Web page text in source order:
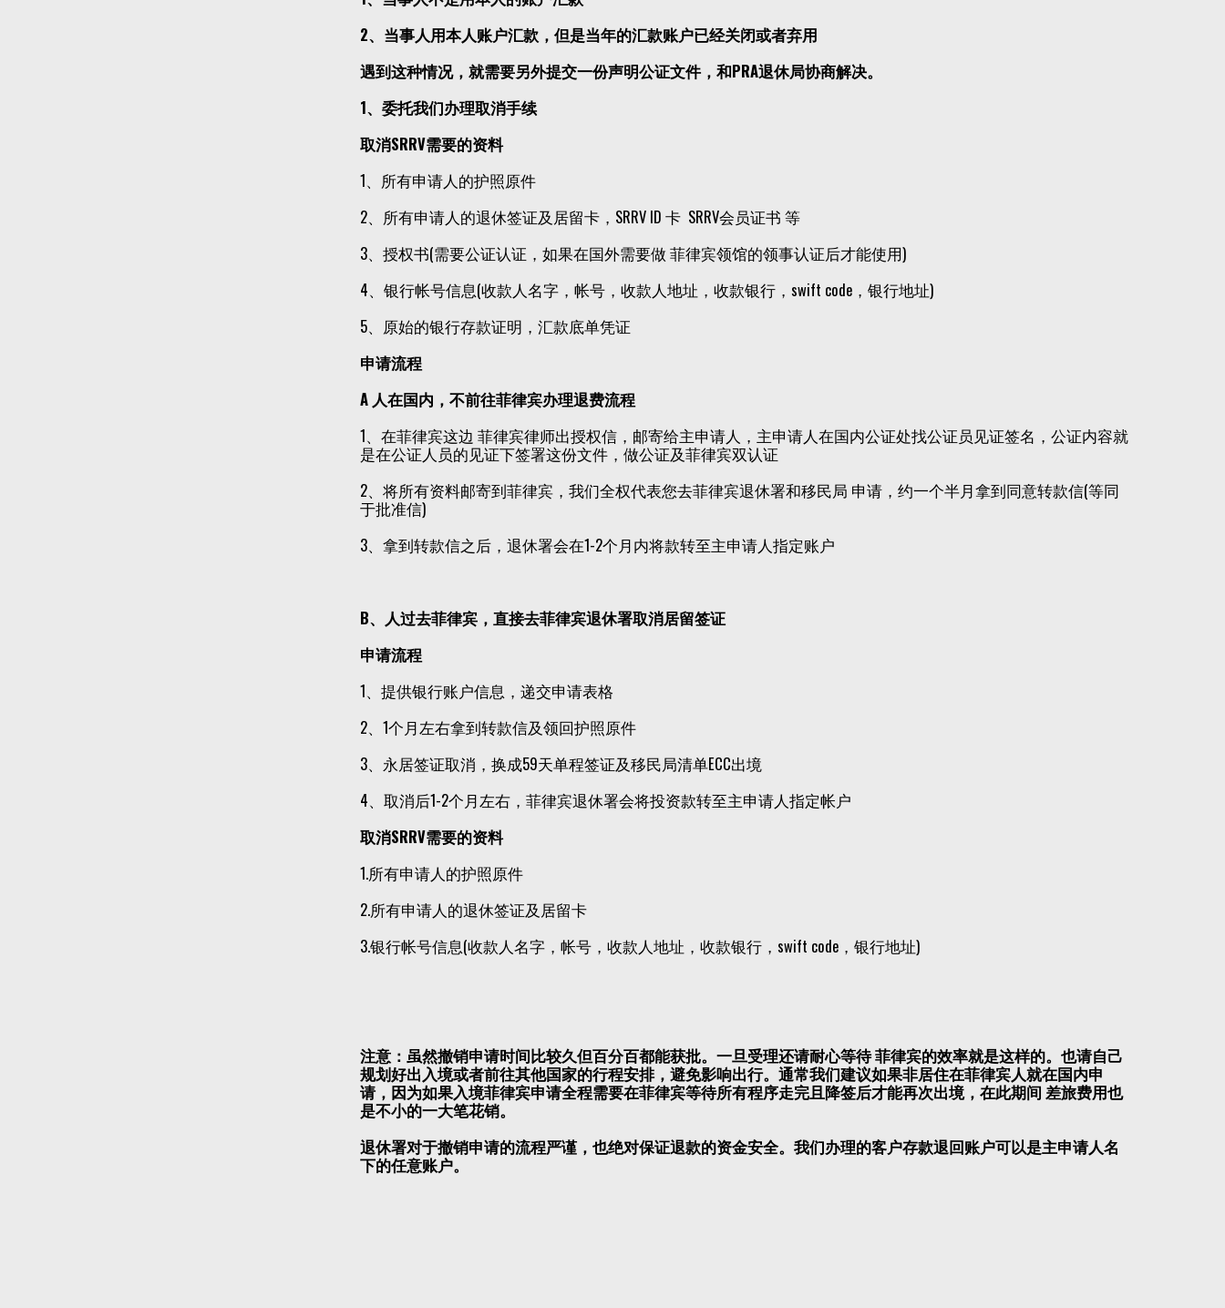
2、当事人用本人账户汇款，但是当年的汇款账户已经关闭或者弃用
遇到这种情况，就需要另外提交一份声明公证文件，和PRA退休局协商解决。
1、委托我们办理取消手续
取消SRRV需要的资料
1、所有申请人的护照原件
2、所有申请人的退休签证及居留卡，SRRV ID 卡 SRRV会员证书 等
3、授权书(需要公证认证，如果在国外需要做 菲律宾领馆的领事认证后才能使用)
4、银行帐号信息(收款人名字，帐号，收款人地址，收款银行，swift code，银行地址)
5、原始的银行存款证明，汇款底单凭证
申请流程
A 人在国内，不前往菲律宾办理退费流程
1、在菲律宾这边 菲律宾律师出授权信，邮寄给主申请人，主申请人在国内公证处找公证员见证签名，公证内容就
是在公证人员的见证下签署这份文件，做公证及菲律宾双认证
2、将所有资料邮寄到菲律宾，我们全权代表您去菲律宾退休署和移民局 申请，约一个半月拿到同意转款信(等同
于批准信)
3、拿到转款信之后，退休署会在1-2个月内将款转至主申请人指定账户
B、人过去菲律宾，直接去菲律宾退休署取消居留签证
申请流程
1、提供银行账户信息，递交申请表格
2、1个月左右拿到转款信及领回护照原件
3、永居签证取消，换成59天单程签证及移民局清单ECC出境
4、取消后1-2个月左右，菲律宾退休署会将投资款转至主申请人指定帐户
取消SRRV需要的资料
1.所有申请人的护照原件
2.所有申请人的退休签证及居留卡
3.银行帐号信息(收款人名字，帐号，收款人地址，收款银行，swift code，银行地址)
注意：虽然撤销申请时间比较久但百分百都能获批。一旦受理还请耐心等待 菲律宾的效率就是这样的。也请自己
规划好出入境或者前往其他国家的行程安排，避免影响出行。通常我们建议如果非居住在菲律宾人就在国内申
请，因为如果入境菲律宾申请全程需要在菲律宾等待所有程序走完且降签后才能再次出境，在此期间 差旅费用也
是不小的一大笔花销。
退休署对于撤销申请的流程严谨，也绝对保证退款的资金安全。我们办理的客户存款退回账户可以是主申请人名
下的任意账户。